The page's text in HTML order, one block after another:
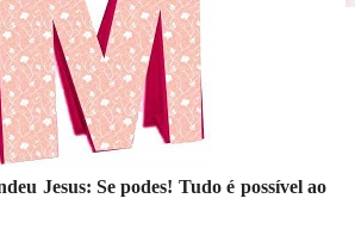
Jesus: Se podes! Tudo é possível ao